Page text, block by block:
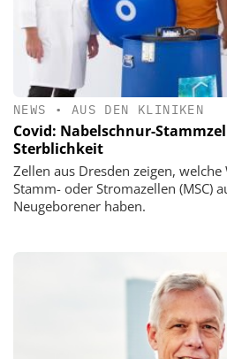
NEWS • AUS DEN KLINIKEN
Covid: Nabelschnur-
Sterblichkeit
Zellen aus Dresden zeigen,
Stamm- oder Stromazellen (MSC)
Neugeborener haben.